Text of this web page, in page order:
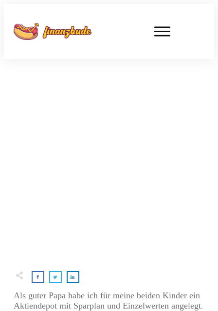
Als guter Papa habe ich für meine beiden Kinder ein
Aktiendepot mit Sparplan und Einzelwerten angelegt.